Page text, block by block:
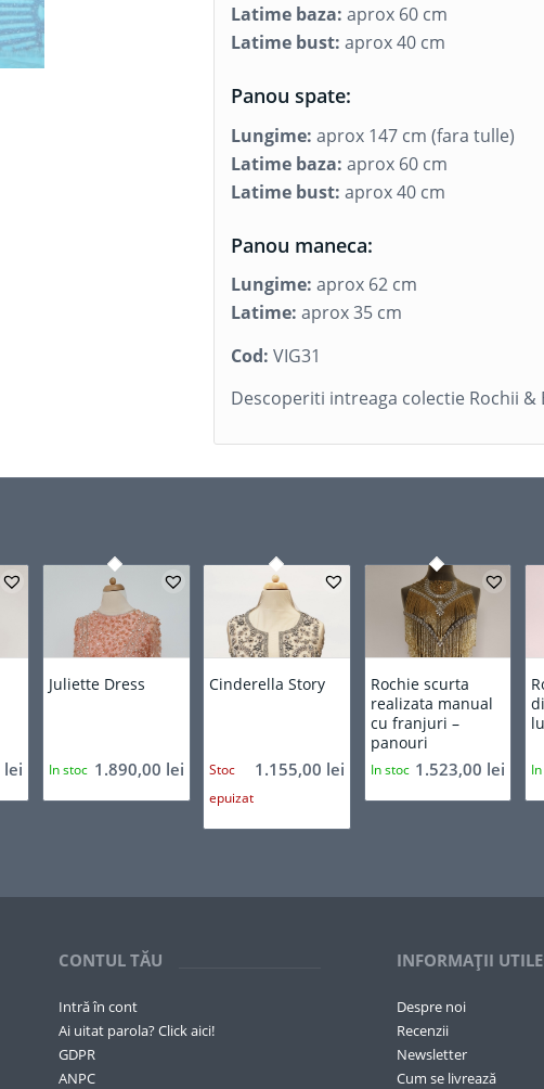
Latime baza: aprox 60 cm
Latime bust: aprox 40 cm
Panou spate:
Lungime: aprox 147 cm (fara tulle)
Latime baza: aprox 60 cm
Latime bust: aprox 40 cm
Panou maneca:
Lungime: aprox 62 cm
Latime: aprox 35 cm
Cod: VIG31
Descoperiti intreaga colectie Rochii
lei
Juliette Dress
1.890,00 lei
In stoc
Cinderella Story
1.155,00 lei
Stoc
epuizat
Rochie scurta
realizata manual
cu franjuri –
panouri
1.523,00 lei
In stoc
CONTUL TĂU
Intră în cont
Ai uitat parola? Click aici!
GDPR
ANPC
INFORMAȚII UTILE
Despre noi
Recenzii
Newsletter
Cum se livrează